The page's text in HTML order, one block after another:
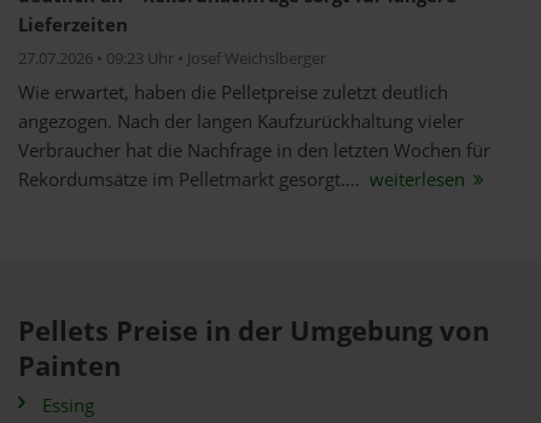
Lieferzeiten
27.07.2026 • 09:23 Uhr • Josef Weichslberger
Wie erwartet, haben die Pelletpreise zuletzt deutlich
angezogen. Nach der langen Kaufzurückhaltung vieler
Verbraucher hat die Nachfrage in den letzten Wochen für
Rekordumsätze im Pelletmarkt gesorgt.... weiterlesen
Pellets Preise in der Umgebung von
Painten
Essing